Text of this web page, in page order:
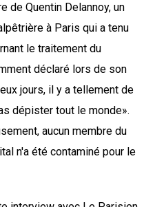
de Quentin Delannoy, un
à Paris qui a tenu
le traitement du
déclaré lors de son
jours, il y a tellement de
dépister tout le monde».
aucun membre du
n'a été contaminé pour le